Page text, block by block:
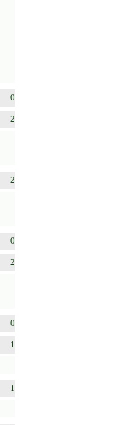
0
2
2
0
2
0
1
1